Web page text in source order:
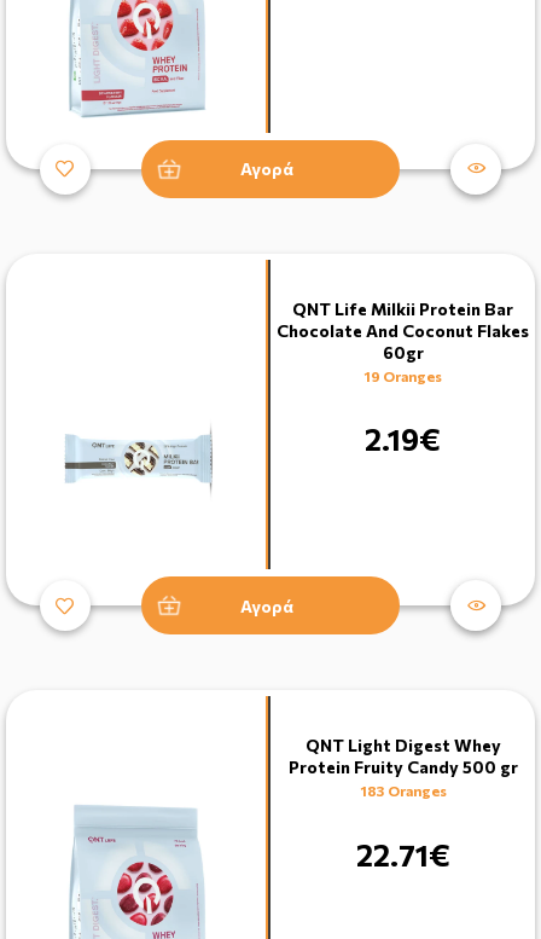
Αγορά
QNT Life Milkii Protein Bar
Chocolate And Coconut Flakes
60gr
19 Oranges
2.19€
Αγορά
QNT Light Digest Whey
Protein Fruity Candy 500 gr
183 Oranges
22.71€